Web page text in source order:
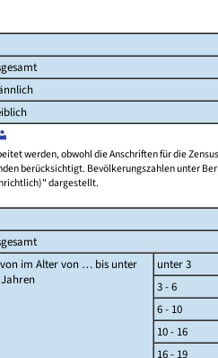
werden, obwohl die Anschriften für die
berücksichtigt. Bevölkerungszahlen unter
dargestellt.
im Alter von … bis unter
unter 3
3 - 6
6 - 10
10 - 16
16 - 19